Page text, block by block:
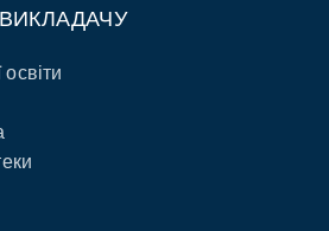
ВИКЛАДАЧУ